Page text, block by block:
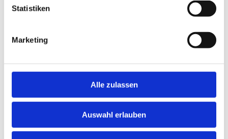
Statistiken
Marketing
Alle zulassen
Auswahl erlauben
Standort: